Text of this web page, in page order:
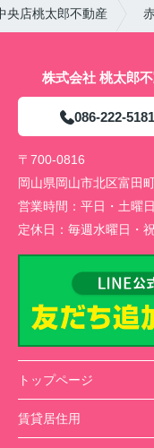
央店桃太郎不動産
株式会社 桃太郎
086-222-5181
〒700-0816
岡山県岡山市北区富田
営業時間： 平日・土曜
定休日： 毎週水曜日・
トップページ
賃貸居住用